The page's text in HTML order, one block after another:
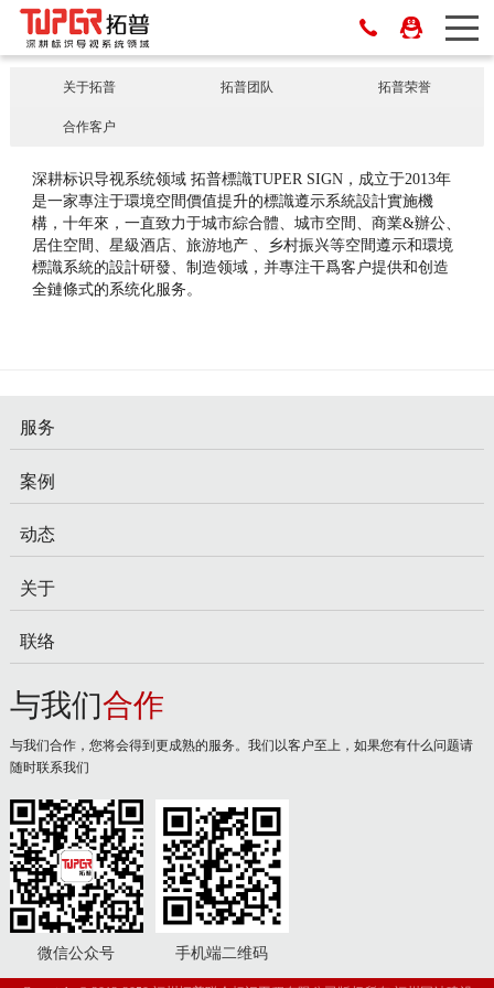
关于拓普 拓普团队 拓普荣誉
合作客户
深耕标识导视系统领域 拓普標識TUPER SIGN，成立于2013年
是一家專注于環境空間價值提升的標識遵示系統設計實施機
構，十年來，一直致力于城市綜合體、城市空間、商業&辦公、
居住空間、星級酒店、旅游地产 、乡村振兴等空間遵示和環境
標識系統的設計研發、制造领域，并專注干爲客户提供和创造
全鏈條式的系统化服务。
服务
案例
动态
关于
联络
与我们合作
与我们合作，您将会得到更成熟的服务。我们以客户至上，如果您有什么问题请
随时联系我们
微信公众号 手机端二维码